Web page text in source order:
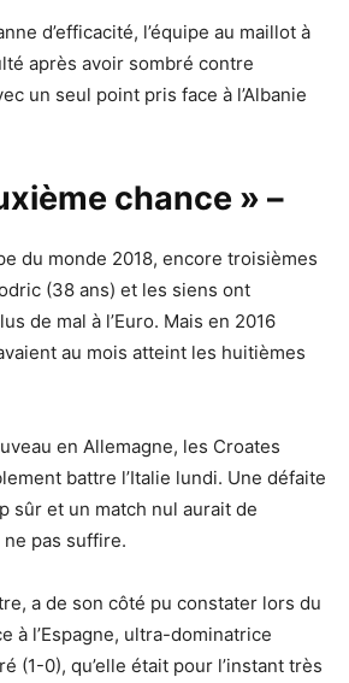
d’efficacité, l’équipe au maillot à
après avoir sombré contre
un seul point pris face à l’Albanie
chance » –
du monde 2018, encore troisièmes
(38 ans) et les siens ont
de mal à l’Euro. Mais en 2016
au mois atteint les huitièmes
en Allemagne, les Croates
battre l’Italie lundi. Une défaite
sûr et un match nul aurait de
pas suffire.
a de son côté pu constater lors du
à l’Espagne, ultra-dominatrice
(1-0), qu’elle était pour l’instant très